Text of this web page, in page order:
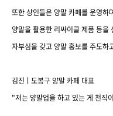
또한 상인들은 양말 카페를 운영하
양말을 활용한 리싸이클 제품 등을
자부심을 갖고 양말 홍보를 주도하
김진ㅣ도봉구 양말 카페 대표
"저는 양말업을 하고 있는 게 천직